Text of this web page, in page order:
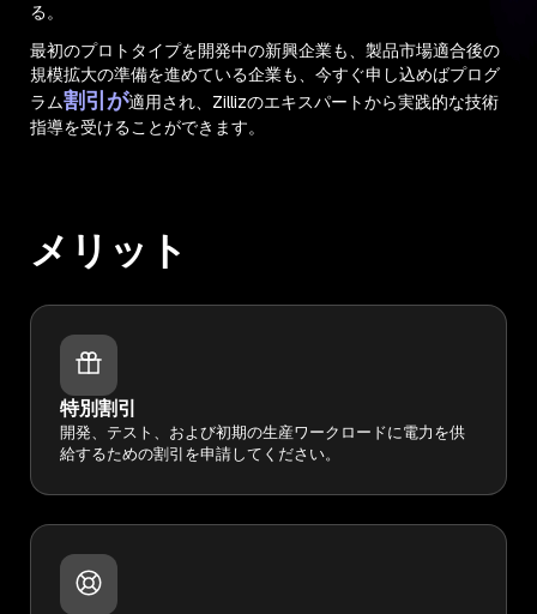
る。
最初のプロトタイプを開発中の新興企業も、製品市場適合後の
規模拡大の準備を進めている企業も、今すぐ申し込めばプログ
ラム割引が適用され、Zillizのエキスパートから実践的な技術
指導を受けることができます。
メリット
特別割引
開発、テスト、および初期の生産ワークロードに電力を供
給するための割引を申請してください。